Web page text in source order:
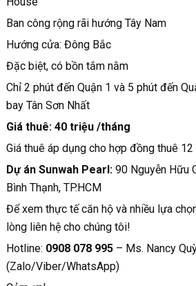
Ban công rộng rãi hướng Tây Nam
Hướng cửa: Đông Bắc
Đặc biệt, có bồn tắm nằm
Chỉ 2 phút đến Quận 1 và 5 phút đến
bay Tân Sơn Nhất
Giá thuê: 40 triệu /tháng
Giá thuê áp dụng cho hợp đồng thuê 12
Dự án Sunwah Pearl: 90 Nguyễn Hữu
Bình Thạnh, TP.HCM
Để xem thực tế căn hộ và nhiều lựa
lòng liên hệ cho chúng tôi!
Hotline: 0908 078 995– Ms. Nancy
(Zalo/Viber/WhatsApp)